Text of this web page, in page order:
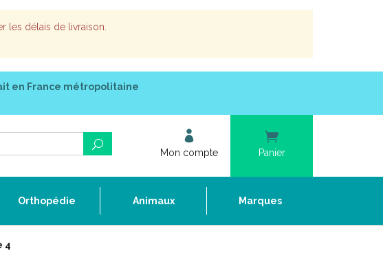
les délais de livraison.
en France métropolitaine
Mon compte Panier
Orthopédie Animaux Marques
4